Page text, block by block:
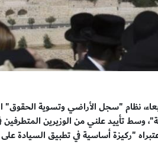
نظام "سجل الأراضي وتسوية الحقوق"
وسط تأييد علني من الوزيرين
"ركيزة أساسية في تطبيق السيادة على